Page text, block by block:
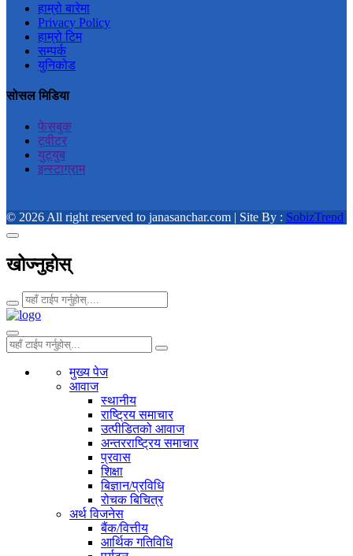
हाम्रो बारेमा
Privacy Policy
हाम्रो टिम
सम्पर्क
युनिकोड
सोसल मिडिया
फेसबुक
ट्वीटर
युट्युब
इन्स्टाग्राम
© 2026 All right reserved to janasanchar.com | Site By : SobizTrend
खोज्नुहोस्
मुख्य पेज
आवाज
स्थानीय
राष्ट्रिय समाचार
उत्पीडितको आवाज
अन्तरराष्ट्रिय समाचार
प्रवास
शिक्षा
बिज्ञान/प्रविधि
रोचक बिचित्र
अर्थ विजनेस
बैंक/वित्तीय
आर्थिक गतिविधि